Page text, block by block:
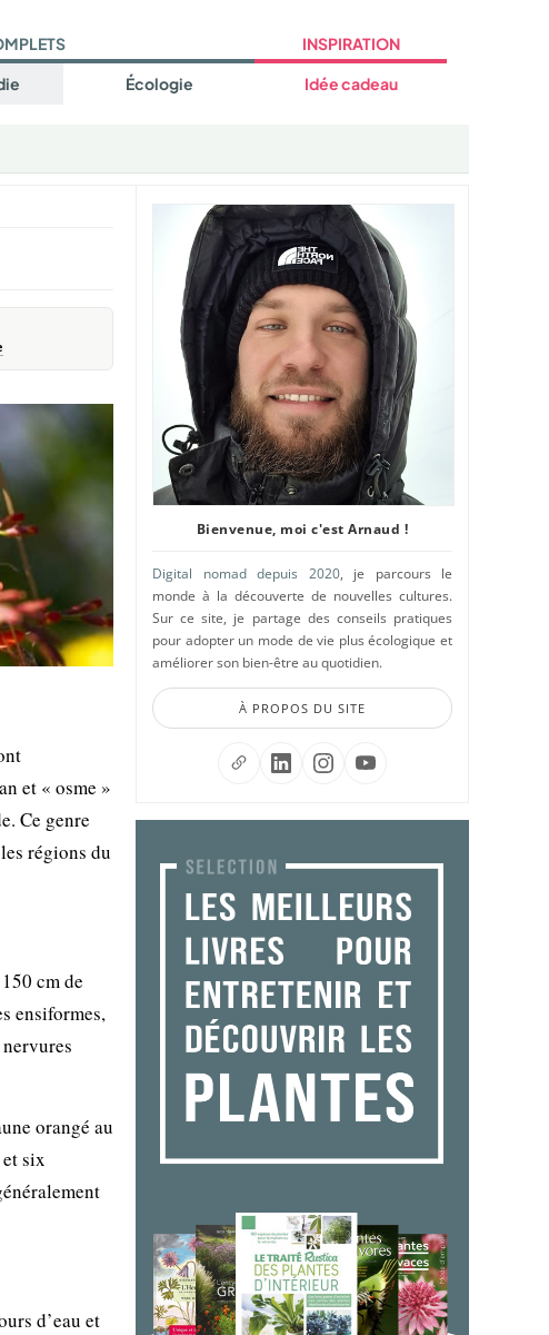
Écologie
INSPIRATION
Idée cadeau
et « osme »
Ce genre
régions du
cm de
ensiformes,
orangé au
six
d’eau et
Bienvenue, moi c'est Arnaud !
Digital nomad depuis 2020, je parcours le
monde à la découverte de nouvelles cultures.
Sur ce site, je partage des conseils pratiques
pour adopter un mode de vie plus écologique et
améliorer son bien-être au quotidien.
À PROPOS DU SITE